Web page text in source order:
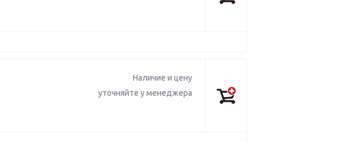
Наличие и цену
уточняйте у менеджера